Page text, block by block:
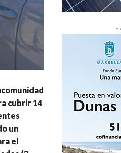
cubrir 14
un
el
-